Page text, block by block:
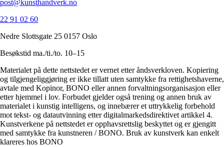
post@kunsthandverk.no
22 91 02 60
Nedre Slottsgate 25 0157 Oslo
Besøkstid ma./ti./to. 10–15
Materialet på dette nettstedet er vernet etter åndsverkloven. Kopiering
og tilgjengeliggjøring er ikke tillatt uten samtykke fra rettighetshaverne,
avtale med Kopinor, BONO eller annen forvaltningsorganisasjon eller
etter hjemmel i lov. Forbudet gjelder også trening og annen bruk av
materialet i kunstig intelligens, og innebærer et uttrykkelig forbehold
mot tekst- og datautvinning etter digitalmarkedsdirektivet artikkel 4.
Kunstverkene på nettstedet er opphavsrettslig beskyttet og er gjengitt
med samtykke fra kunstneren / BONO. Bruk av kunstverk kan enkelt
klareres hos BONO